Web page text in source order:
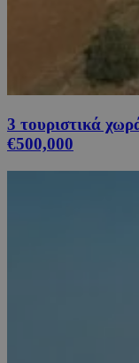
3 τουριστικά
€500,000